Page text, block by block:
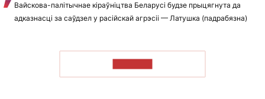
Вайскова-палітычнае кіраўніцтва Беларусі будзе прыцягнута да
адказнасці за саўдзел у расійскай агрэсіі — Латушка (падрабязна)